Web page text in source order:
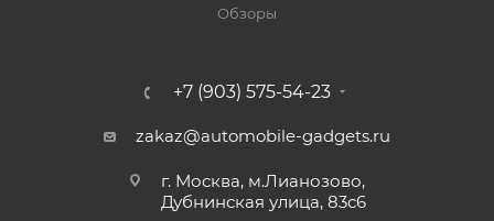
Обзоры
+7 (903) 575-54-23
zakaz@automobile-gadgets.ru
г. Москва, м.Лианозово,
Дубнинская улица, 83с6